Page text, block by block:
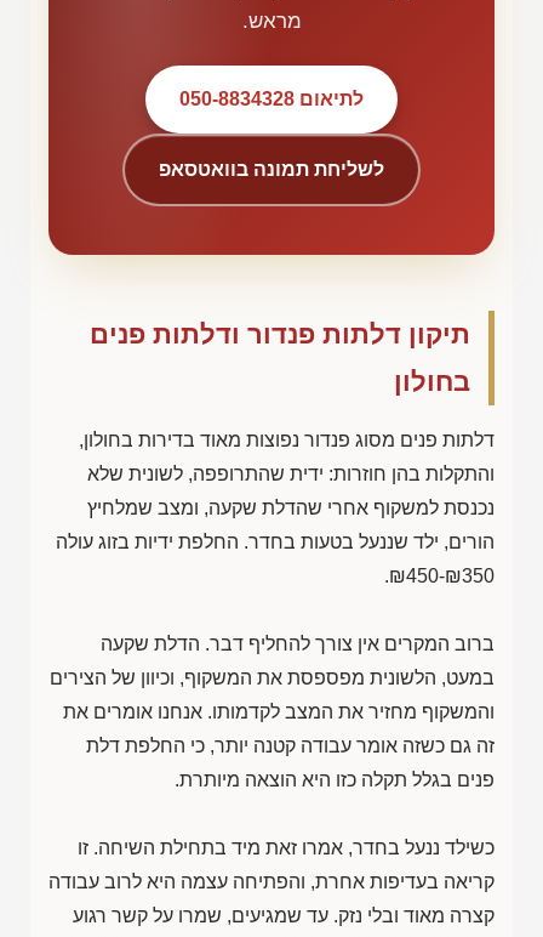
מראש.
לתיאום 050-8834328
לשליחת תמונה בוואטסאפ
תיקון דלתות פנדור ודלתות פנים
בחולון
דלתות פנים מסוג פנדור נפוצות מאוד בדירות בחולון,
והתקלות בהן חוזרות: ידית שהתרופפה, לשונית שלא
נכנסת למשקוף אחרי שהדלת שקעה, ומצב שמלחיץ
הורים, ילד שננעל בטעות בחדר. החלפת ידיות בזוג עולה
₪450-₪350
.
ברוב המקרים אין צורך להחליף דבר. הדלת שקעה
במעט, הלשונית מפספסת את המשקוף, וכיוון של הצירים
והמשקוף מחזיר את המצב לקדמותו. אנחנו אומרים את
זה גם כשזה אומר עבודה קטנה יותר, כי החלפת דלת
פנים בגלל תקלה כזו היא הוצאה מיותרת.
כשילד ננעל בחדר, אמרו זאת מיד בתחילת השיחה. זו
קריאה בעדיפות אחרת, והפתיחה עצמה היא לרוב עבודה
קצרה מאוד ובלי נזק. עד שמגיעים, שמרו על קשר רגוע